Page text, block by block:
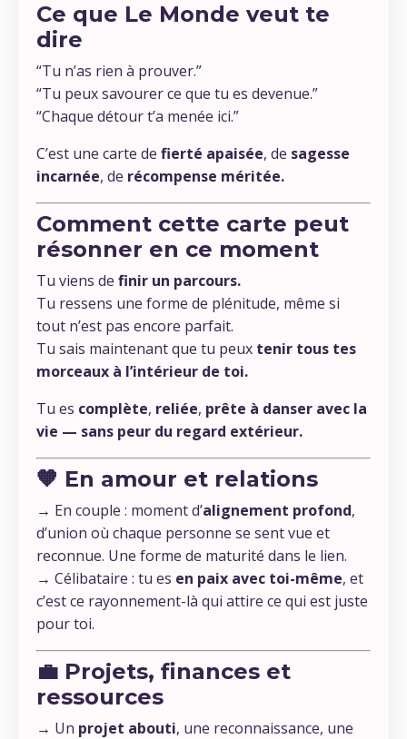
Ce que Le Monde veut te
dire
“Tu n’as rien à prouver.”
“Tu peux savourer ce que tu es devenue.”
“Chaque détour t’a menée ici.”
C’est une carte de fierté apaisée, de sagesse
incarnée, de récompense méritée.
Comment cette carte peut
résonner en ce moment
Tu viens de finir un parcours.
Tu ressens une forme de plénitude, même si
tout n’est pas encore parfait.
Tu sais maintenant que tu peux tenir tous tes
morceaux à l’intérieur de toi.
Tu es complète, reliée, prête à danser avec la
vie — sans peur du regard extérieur.
🧡 En amour et relations
→ En couple : moment d’alignement profond,
d’union où chaque personne se sent vue et
reconnue. Une forme de maturité dans le lien.
→ Célibataire : tu es en paix avec toi-même, et
c’est ce rayonnement-là qui attire ce qui est juste
pour toi.
💼 Projets, finances et
ressources
→ Un projet abouti, une reconnaissance, une